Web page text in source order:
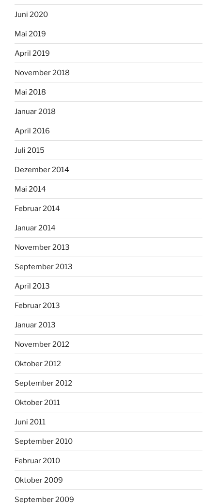
Juni 2020
Mai 2019
April 2019
November 2018
Mai 2018
Januar 2018
April 2016
Juli 2015
Dezember 2014
Mai 2014
Februar 2014
Januar 2014
November 2013
September 2013
April 2013
Februar 2013
Januar 2013
November 2012
Oktober 2012
September 2012
Oktober 2011
Juni 2011
September 2010
Februar 2010
Oktober 2009
September 2009